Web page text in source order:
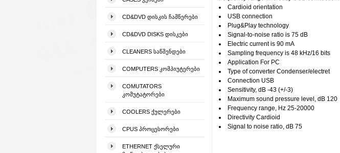
CD&DVD ᲓᲘᲡᲙᲘᲡ ᲩᲐᲛᲬᲔᲠᲔᲑᲘ
CD&DVD DISKS ᲓᲘᲡᲙᲔᲑᲘ
CLEANERS ᲡᲐᲬᲛᲔᲜᲓᲔᲑᲘ
COMPUTERS ᲙᲝᲛᲞᲘᲣᲢᲔᲠᲔᲑᲘ
COMUTATORS
ᲙᲝᲛᲣᲢᲐᲢᲝᲠᲔᲑᲘ
COOLERS ᲥᲣᲚᲔᲠᲔᲑᲘ
CPUS ᲞᲠᲝᲪᲔᲡᲝᲠᲔᲑᲘ
ETHERNET ᲥᲡᲔᲚᲣᲠᲘ
Cardioid orientation
USB connection
Plug&Play technology
Signal-to-noise ratio is 75 dB
Electric current is 90 mA
Sampling frequency is 48 kHz/16 bits
Application For PC
Type of converter Condenser/electret
Connection USB
Sensitivity, dB -43 (+/-3)
Maximum sound pressure level, dB 120
Frequency range, Hz 25-20000
Directivity Cardioid
Signal to noise ratio, dB 75